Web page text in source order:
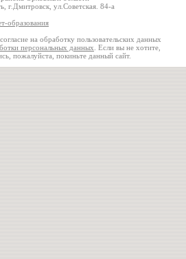
г.Дмитровск, ул.Советская. 84-а
образования
на обработку пользовательских данных
персональных данных . Если вы не хотите,
пожалуйста, покиньте данный сайт.